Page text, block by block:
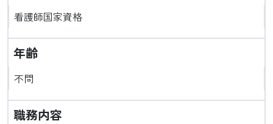
看護師国家資格
年齢
不問
職務内容